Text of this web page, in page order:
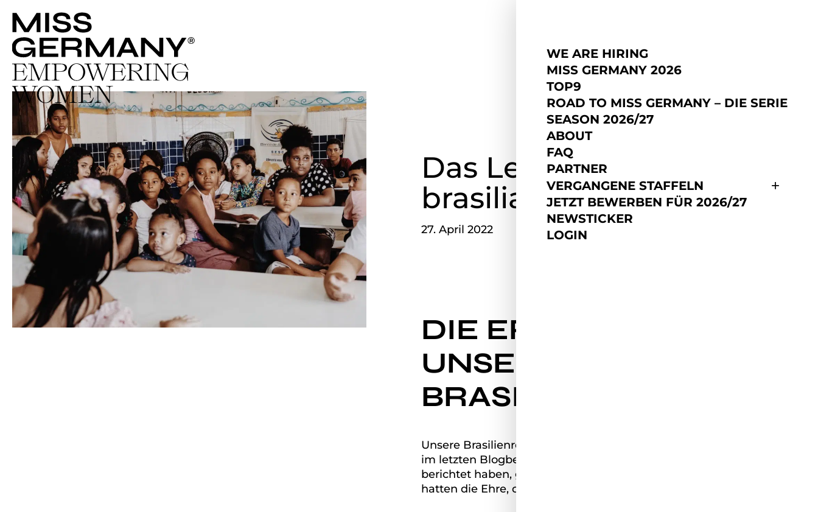
WE ARE HIRING
MISS GERMANY 2026
TOP9
ROAD TO MISS GERMANY – DIE SERIE
SEASON 2026/27
ABOUT
FAQ
PARTNER
VERGANGENE STAFFELN
JETZT BEWERBEN FÜR 2026/27
NEWSTICKER
LOGIN
Das Leben in einer
brasilianischen Favela
27. April 2022
DIE ERSTEN TAGE
UNSERER
BRASILIENREISE
Unsere Brasilienreise geht in die nächste Runde. Nachdem wir euch
im letzten Blogbeitrag von unseren kulinarischen Erlebnissen
berichtet haben, geht es nun etwas tiefgründiger weiter. Denn wir
hatten die Ehre, die Familie von Domitila kennenzulernen.